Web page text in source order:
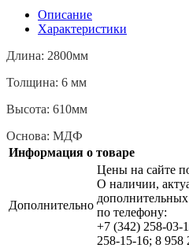
Описание
Характеристики
Длина: 2800мм
Толщина: 6 мм
Высота: 610мм
Основа: МДФ
Информация о товаре
Дополнительно
Цены на сайте
О наличии,
дополнительных
по телефону:
+7 (342) 258-03-
258-15-16; 8 958